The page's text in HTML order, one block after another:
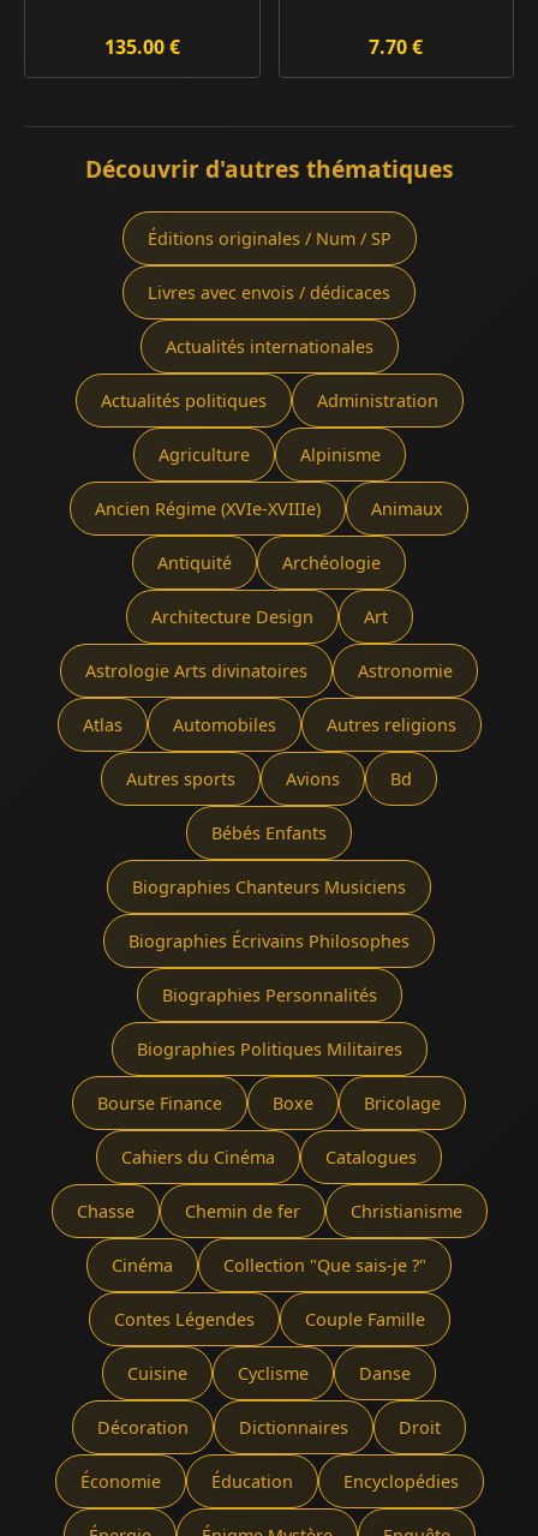
135.00 € 7.70 €
Découvrir d'autres thématiques
Éditions originales / Num / SP
Livres avec envois / dédicaces
Actualités internationales
Actualités politiques Administration
Agriculture Alpinisme
Ancien Régime (XVIe-XVIIIe) Animaux
Antiquité Archéologie
Architecture Design Art
Astrologie Arts divinatoires Astronomie
Atlas Automobiles Autres religions
Autres sports Avions Bd
Bébés Enfants
Biographies Chanteurs Musiciens
Biographies Écrivains Philosophes
Biographies Personnalités
Biographies Politiques Militaires
Bourse Finance Boxe Bricolage
Cahiers du Cinéma Catalogues
Chasse Chemin de fer Christianisme
Cinéma Collection "Que sais-je ?"
Contes Légendes Couple Famille
Cuisine Cyclisme Danse
Décoration Dictionnaires Droit
Économie Éducation Encyclopédies